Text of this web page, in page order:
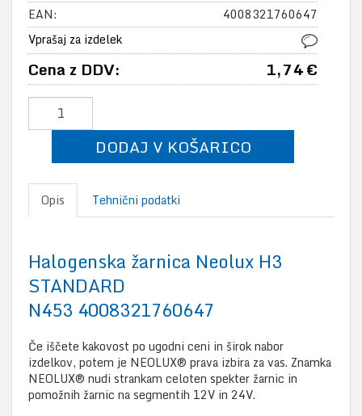
EAN:
4008321760647
Vprašaj za izdelek
Cena z DDV: 1,74 €
DODAJ V KOŠARICO
Opis Tehnični podatki
Halogenska žarnica Neolux H3
STANDARD
N453 4008321760647
Če iščete kakovost po ugodni ceni in širok nabor
izdelkov, potem je NEOLUX® prava izbira za vas. Znamka
NEOLUX® nudi strankam celoten spekter žarnic in
pomožnih žarnic na segmentih 12V in 24V.